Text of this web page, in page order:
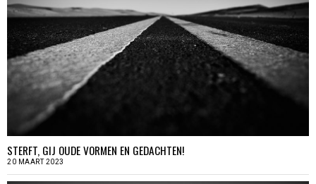
STERFT, GIJ OUDE VORMEN EN GEDACHTEN!
20 MAART 2023